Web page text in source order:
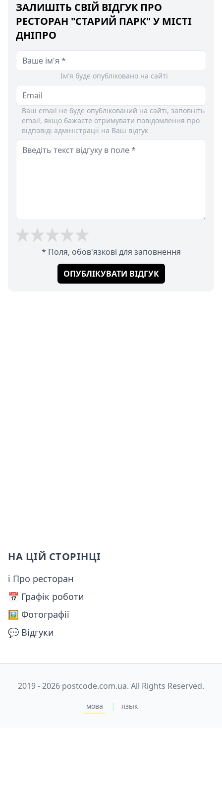
ЗАЛИШІТЬ СВІЙ ВІДГУК ПРО
РЕСТОРАН "СТАРИЙ ПАРК" У МІСТІ
ДНІПРО
Ім'я буде опубліковано на сайті
Ваш email не буде опублікований на сайті, заповніть
email, якщо бажаєте отримувати повідомлення про
відповіді адміністрації на Ваш відгук
* Поля, обов'язкові для заповнення
ОПУБЛІКУВАТИ ВІДГУК
НА ЦІЙ СТОРІНЦІ
ℹ Про ресторан
📅️ Графік роботи
🖼️ Фотографії
💬 Відгуки
2019 - 2026 postcode.com.ua. All Rights Reserved.
мова | язык